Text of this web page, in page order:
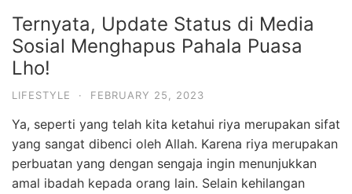
Ternyata, Update Status di Media
Sosial Menghapus Pahala Puasa
Lho!
LIFESTYLE · FEBRUARY 25, 2023
Ya, seperti yang telah kita ketahui riya merupakan sifat
yang sangat dibenci oleh Allah. Karena riya merupakan
perbuatan yang dengan sengaja ingin menunjukkan
amal ibadah kepada orang lain. Selain kehilangan